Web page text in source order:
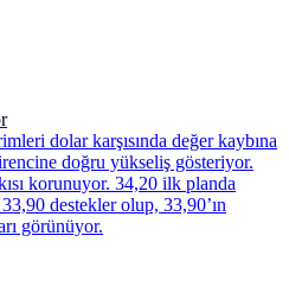
dolar karşısında değer kaybına
doğru yükseliş gösteriyor.
korunuyor. 34,20 ilk planda
destekler olup, 33,90’ın
görünüyor.